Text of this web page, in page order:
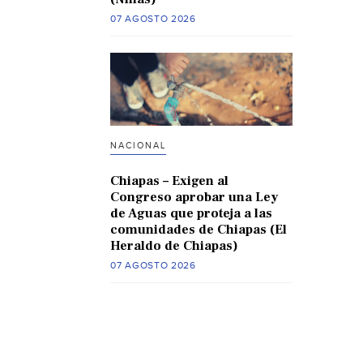
07 AGOSTO 2026
NACIONAL
Chiapas – Exigen al
Congreso aprobar una Ley
de Aguas que proteja a las
comunidades de Chiapas (El
Heraldo de Chiapas)
07 AGOSTO 2026